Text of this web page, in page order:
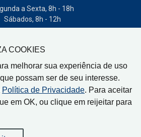
COOKIES
melhorar sua experiência de uso
possam ser de seu interesse.
Política de Privacidade. Para aceitar
em OK, ou clique em reijeitar para
a Sexta, 8h - 18h
Sábados, 8h - 12h
(19) 3404-3700
Circulação:
Nogueira - SP, Cordeirópolis - SP,
Coelho - SP, Iracemápolis - SP